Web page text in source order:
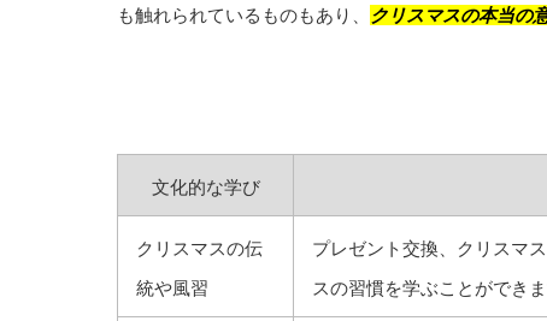
も触れられているものもあり、 クリスマスの本当の
文化的な学び
クリスマスの伝
統や風習
プレゼント交換、クリスマ
スの習慣を学ぶことができま